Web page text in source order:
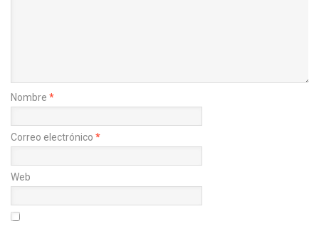
Nombre *
Correo electrónico *
Web